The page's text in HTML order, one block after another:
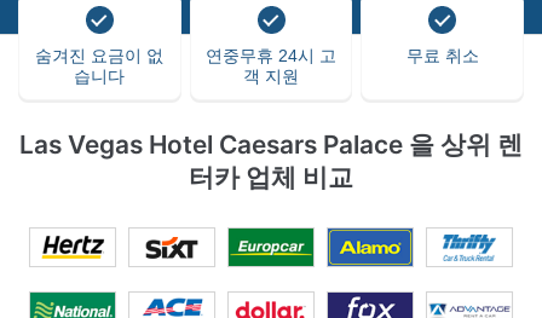
숨겨진 요금이 없
습니다
연중무휴 24시 고
객 지원
무료 취소
Las Vegas Hotel Caesars Palace 을 상위 렌
터카 업체 비교